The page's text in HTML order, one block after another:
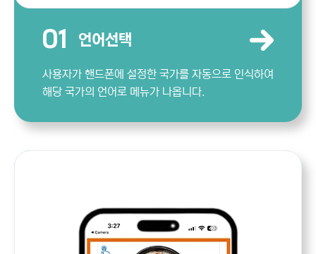
01 언어선택
사용자가 핸드폰에 설정한 국가를 자동으로 인식하여
해당 국가의 언어로 메뉴가 나옵니다.